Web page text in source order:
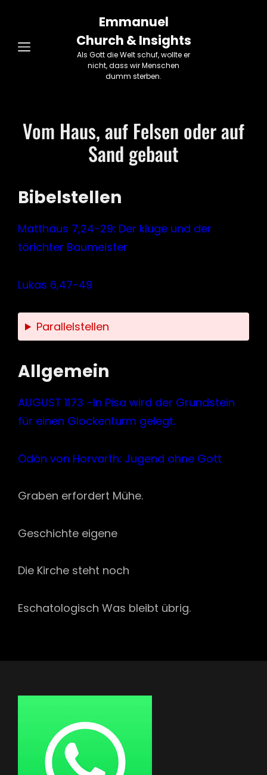
Emmanuel
Church & Insights
Als Gott die Welt schuf, wollte er
nicht, dass wir Menschen
dumm sterben.
Vom Haus, auf Felsen oder auf
Sand gebaut
Bibelstellen
Matthäus 7,24-29: Der kluge und der
törichter Baumeister
Lukas 6,47-49
Parallelstellen
Allgemein
AUGUST 1173 –In Pisa wird der Grundstein
für einen Glockenturm gelegt.
Ödön von Horvarth: Jugend ohne Gott
Graben erfordert Mühe.
Geschichte eigene
Die Kirche steht noch
Eschatologisch Was bleibt übrig.